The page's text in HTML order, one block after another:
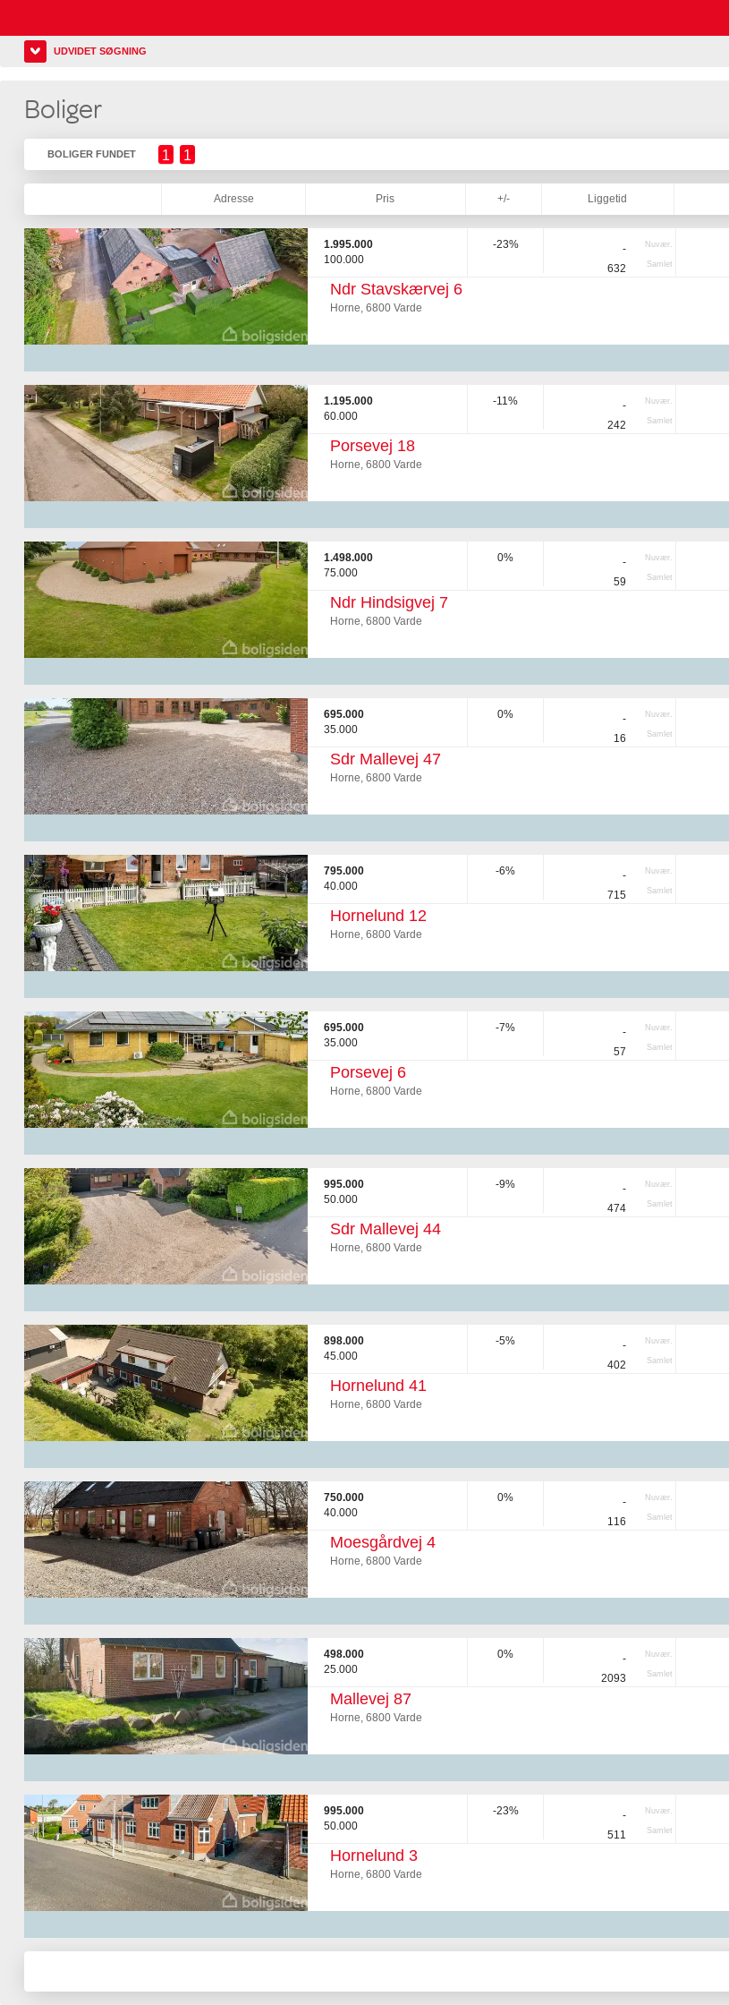
UDVIDET SØGNING
Boliger
BOLIGER FUNDET 1 1
Adresse Pris +/- Liggetid
1.995.000
100.000
-23% - Nuvær.
632 Samlet
Ndr Stavskærvej 6
Horne, 6800 Varde
1.195.000
60.000
-11% - Nuvær.
242 Samlet
Porsevej 18
Horne, 6800 Varde
1.498.000
75.000
0% - Nuvær.
59 Samlet
Ndr Hindsigvej 7
Horne, 6800 Varde
695.000
35.000
0% - Nuvær.
16 Samlet
Sdr Mallevej 47
Horne, 6800 Varde
795.000
40.000
-6% - Nuvær.
715 Samlet
Hornelund 12
Horne, 6800 Varde
695.000
35.000
-7% - Nuvær.
57 Samlet
Porsevej 6
Horne, 6800 Varde
995.000
50.000
-9% - Nuvær.
474 Samlet
Sdr Mallevej 44
Horne, 6800 Varde
898.000
45.000
-5% - Nuvær.
402 Samlet
Hornelund 41
Horne, 6800 Varde
750.000
40.000
0% - Nuvær.
116 Samlet
Moesgårdvej 4
Horne, 6800 Varde
498.000
25.000
0% - Nuvær.
2093 Samlet
Mallevej 87
Horne, 6800 Varde
995.000
50.000
-23% - Nuvær.
511 Samlet
Hornelund 3
Horne, 6800 Varde